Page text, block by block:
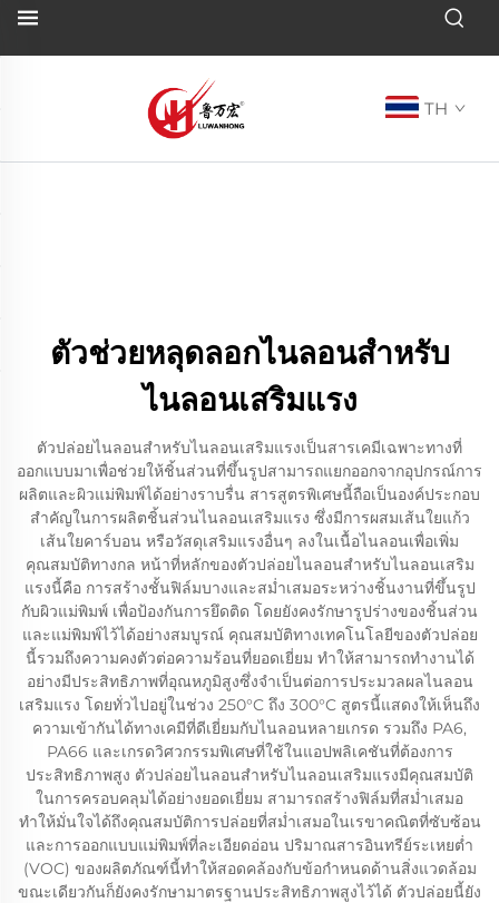
TH
ตัวช่วยหลุดลอกไนลอนสำหรับ
ไนลอนเสริมแรง
ตัวปล่อยไนลอนสำหรับไนลอนเสริมแรงเป็นสารเคมีเฉพาะทางที่
ออกแบบมาเพื่อช่วยให้ชิ้นส่วนที่ขึ้นรูปสามารถแยกออกจากอุปกรณ์การ
ผลิตและผิวแม่พิมพ์ได้อย่างราบรื่น สารสูตรพิเศษนี้ถือเป็นองค์ประกอบ
สำคัญในการผลิตชิ้นส่วนไนลอนเสริมแรง ซึ่งมีการผสมเส้นใยแก้ว
เส้นใยคาร์บอน หรือวัสดุเสริมแรงอื่นๆ ลงในเนื้อไนลอนเพื่อเพิ่ม
คุณสมบัติทางกล หน้าที่หลักของตัวปล่อยไนลอนสำหรับไนลอนเสริม
แรงนี้คือ การสร้างชั้นฟิล์มบางและสม่ำเสมอระหว่างชิ้นงานที่ขึ้นรูป
กับผิวแม่พิมพ์ เพื่อป้องกันการยึดติด โดยยังคงรักษารูปร่างของชิ้นส่วน
และแม่พิมพ์ไว้ได้อย่างสมบูรณ์ คุณสมบัติทางเทคโนโลยีของตัวปล่อย
นี้รวมถึงความคงตัวต่อความร้อนที่ยอดเยี่ยม ทำให้สามารถทำงานได้
อย่างมีประสิทธิภาพที่อุณหภูมิสูงซึ่งจำเป็นต่อการประมวลผลไนลอน
เสริมแรง โดยทั่วไปอยู่ในช่วง 250°C ถึง 300°C สูตรนี้แสดงให้เห็นถึง
ความเข้ากันได้ทางเคมีที่ดีเยี่ยมกับไนลอนหลายเกรด รวมถึง PA6,
PA66 และเกรดวิศวกรรมพิเศษที่ใช้ในแอปพลิเคชันที่ต้องการ
ประสิทธิภาพสูง ตัวปล่อยไนลอนสำหรับไนลอนเสริมแรงมีคุณสมบัติ
ในการครอบคลุมได้อย่างยอดเยี่ยม สามารถสร้างฟิล์มที่สม่ำเสมอ
ทำให้มั่นใจได้ถึงคุณสมบัติการปล่อยที่สม่ำเสมอในเรขาคณิตที่ซับซ้อน
และการออกแบบแม่พิมพ์ที่ละเอียดอ่อน ปริมาณสารอินทรีย์ระเหยต่ำ
(VOC) ของผลิตภัณฑ์นี้ทำให้สอดคล้องกับข้อกำหนดด้านสิ่งแวดล้อม
ขณะเดียวกันก็ยังคงรักษามาตรฐานประสิทธิภาพสูงไว้ได้ ตัวปล่อยนี้ยัง